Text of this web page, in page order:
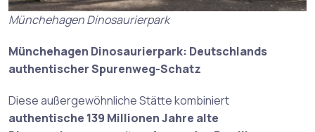
Münchehagen Dinosaurierpark
Münchehagen Dinosaurierpark: Deutschlands
authentischer Spurenweg-Schatz
Diese außergewöhnliche Stätte kombiniert
authentische 139 Millionen Jahre alte